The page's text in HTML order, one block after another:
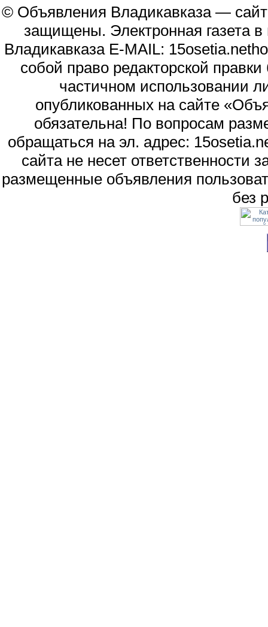
© Объявления Владикавказа —
защищены. Электронная газета
Владикавказа E-MAIL:
собой право редакторской
частичном использовании
опубликованных на сайте
обязательна! По вопросам
обращаться на эл. адрес:
сайта не несет
размещенные объявления
без